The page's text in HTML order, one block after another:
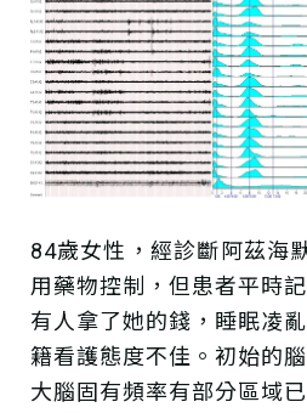
84歲女性，經診斷阿茲海
用藥物控制，但患者平時
有人拿了她的錢，睡眠凌
籍看護態度不佳。初始的
大腦固有頻率有部分區域